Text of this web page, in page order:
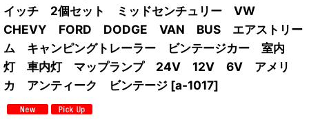
イッチ 2個セット ミッドセンチュリー VW
CHEVY FORD DODGE VAN BUS エアストリー
ム キャンピングトレーラー ビンテージカー 室内
灯 車内灯 マップランプ 24V 12V 6V アメリ
カ アンティーク ビンテージ [a-1017]